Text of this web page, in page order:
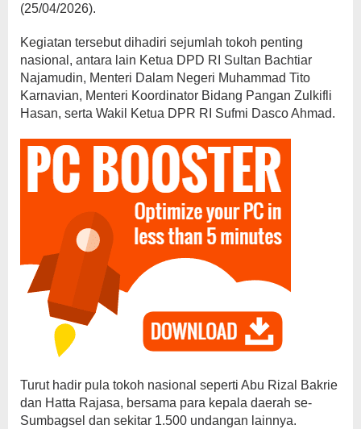
(25/04/2026).
Kegiatan tersebut dihadiri sejumlah tokoh penting
nasional, antara lain Ketua DPD RI Sultan Bachtiar
Najamudin, Menteri Dalam Negeri Muhammad Tito
Karnavian, Menteri Koordinator Bidang Pangan Zulkifli
Hasan, serta Wakil Ketua DPR RI Sufmi Dasco Ahmad.
Turut hadir pula tokoh nasional seperti Abu Rizal Bakrie
dan Hatta Rajasa, bersama para kepala daerah se-
Sumbagsel dan sekitar 1.500 undangan lainnya.